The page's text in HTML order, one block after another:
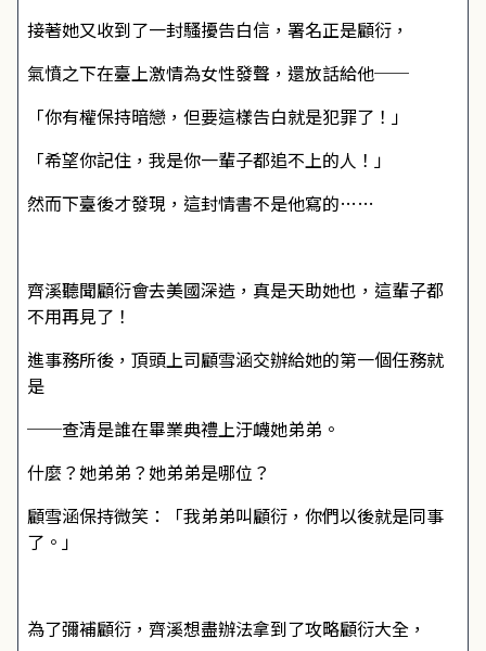
接著她又收到了一封騷擾告白信，署名正是顧衍，
氣憤之下在臺上激情為女性發聲，還放話給他──
「你有權保持暗戀，但要這樣告白就是犯罪了！」
「希望你記住，我是你一輩子都追不上的人！」
然而下臺後才發現，這封情書不是他寫的……
齊溪聽聞顧衍會去美國深造，真是天助她也，這輩子都
不用再見了！
進事務所後，頂頭上司顧雪涵交辦給她的第一個任務就
是
──查清是誰在畢業典禮上汙衊她弟弟。
什麼？她弟弟？她弟弟是哪位？
顧雪涵保持微笑：「我弟弟叫顧衍，你們以後就是同事
了。」
為了彌補顧衍，齊溪想盡辦法拿到了攻略顧衍大全，